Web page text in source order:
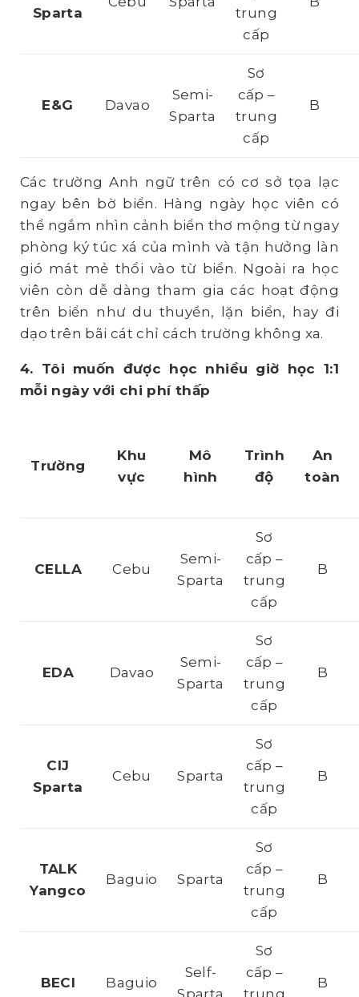
Sparta
trung
cấp
E&G Davao
Semi-
Sparta
Sơ
cấp –
trung
cấp
B
Các trường Anh ngữ trên có cơ sở tọa lạc
ngay bên bờ biển. Hàng ngày học viên có
thể ngắm nhìn cảnh biển thơ mộng từ ngay
phòng ký túc xá của mình và tận hưởng làn
gió mát mẻ thổi vào từ biển. Ngoài ra học
viên còn dễ dàng tham gia các hoạt động
trên biển như du thuyền, lặn biển, hay đi
dạo trên bãi cát chỉ cách trường không xa.
4. Tôi muốn được học nhiều giờ học 1:1
mỗi ngày với chi phí thấp
Trường
Khu
vực
Mô
hình
Trình
độ
An
toàn
CELLA Cebu
Semi-
Sparta
Sơ
cấp –
trung
cấp
B
EDA Davao
Semi-
Sparta
Sơ
cấp –
trung
cấp
B
CIJ
Sparta
Cebu Sparta
Sơ
cấp –
trung
cấp
B
TALK
Yangco
Baguio Sparta
Sơ
cấp –
trung
cấp
B
BECI Baguio
Self-
Sơ
cấp –
B